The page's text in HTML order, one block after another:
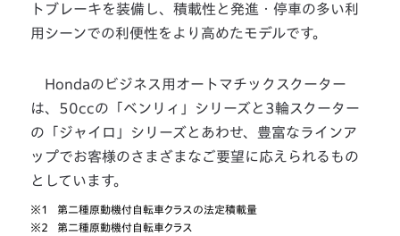
トブレーキを装備し、積載性と発進・停車の多い利
用シーンでの利便性をより高めたモデルです。
Hondaのビジネス用オートマチックスクーター
は、50ccの「ベンリィ」シリーズと3輪スクーター
の「ジャイロ」シリーズとあわせ、豊富なラインア
ップでお客様のさまざまなご要望に応えられるもの
としています。
※1
第二種原動機付自転車クラスの法定積載量
※2
第二種原動機付自転車クラス